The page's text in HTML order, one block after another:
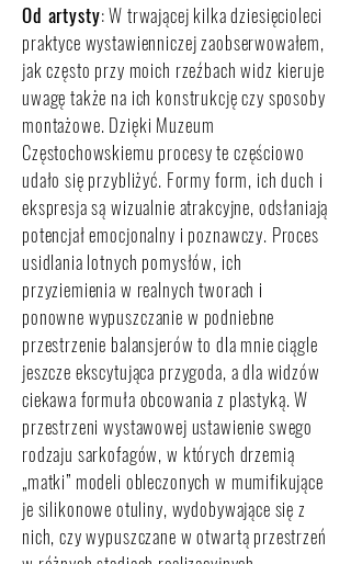
Od artysty: W trwającej kilka dziesięcioleci
praktyce wystawienniczej zaobserwowałem,
jak często przy moich rzeźbach widz kieruje
uwagę także na ich konstrukcję czy sposoby
montażowe. Dzięki Muzeum
Częstochowskiemu procesy te częściowo
udało się przybliżyć. Formy form, ich duch i
ekspresja są wizualnie atrakcyjne, odsłaniają
potencjał emocjonalny i poznawczy. Proces
usidlania lotnych pomysłów, ich
przyziemienia w realnych tworach i
ponowne wypuszczanie w podniebne
przestrzenie balansjerów to dla mnie ciągle
jeszcze ekscytująca przygoda, a dla widzów
ciekawa formuła obcowania z plastyką. W
przestrzeni wystawowej ustawienie swego
rodzaju sarkofagów, w których drzemią
„matki” modeli obleczonych w mumifikujące
je silikonowe otuliny, wydobywające się z
nich, czy wypuszczane w otwartą przestrzeń